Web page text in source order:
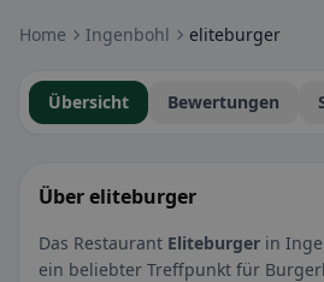
Home Ingenbohl eliteburger
Übersicht Bewertungen
Über eliteburger
Das Restaurant Eliteburger in
ein beliebter Treffpunkt für